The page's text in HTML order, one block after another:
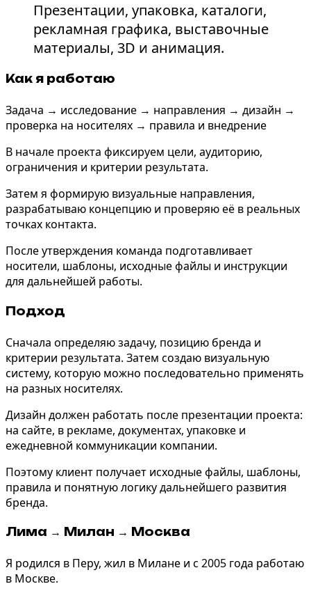
Презентации, упаковка, каталоги,
рекламная графика, выставочные
материалы, 3D и анимация.
Как я работаю
Задача → исследование → направления → дизайн →
проверка на носителях → правила и внедрение
В начале проекта фиксируем цели, аудиторию,
ограничения и критерии результата.
Затем я формирую визуальные направления,
разрабатываю концепцию и проверяю её в реальных
точках контакта.
После утверждения команда подготавливает
носители, шаблоны, исходные файлы и инструкции
для дальнейшей работы.
Подход
Сначала определяю задачу, позицию бренда и
критерии результата. Затем создаю визуальную
систему, которую можно последовательно применять
на разных носителях.
Дизайн должен работать после презентации проекта:
на сайте, в рекламе, документах, упаковке и
ежедневной коммуникации компании.
Поэтому клиент получает исходные файлы, шаблоны,
правила и понятную логику дальнейшего развития
бренда.
Лима → Милан → Москва
Я родился в Перу, жил в Милане и с 2005 года работаю
в Москве.